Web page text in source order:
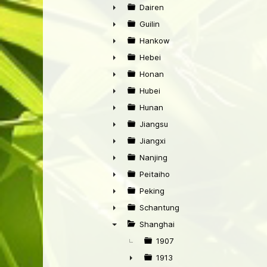
►
►
Dairen
►
Guilin
►
Hankow
►
Hebei
►
Honan
►
Hubei
►
Hunan
►
Jiangsu
►
Jiangxi
►
Nanjing
►
Peitaiho
►
Peking
►
Schantung
Shanghai
1907
1913